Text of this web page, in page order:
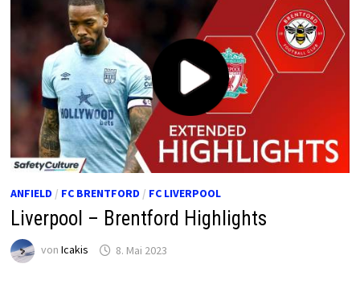
ANFIELD / FC BRENTFORD / FC LIVERPOOL
Liverpool – Brentford Highlights
von Icakis 8. Mai 2023